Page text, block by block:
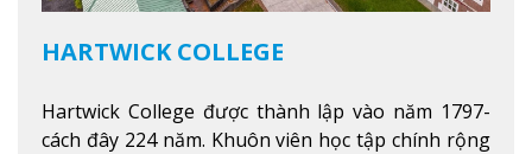
HARTWICK COLLEGE
Hartwick College được thành lập vào năm 1797-
cách đây 224 năm. Khuôn viên học tập chính rộng